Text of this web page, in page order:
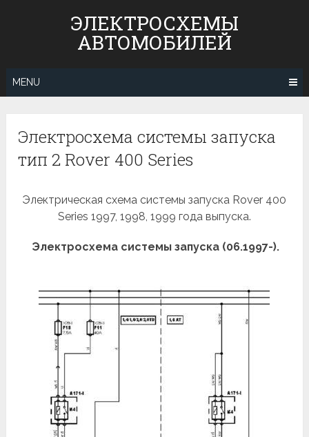
ЭЛЕКТРОСХЕМЫ
АВТОМОБИЛЕЙ
MENU
Электросхема системы запуска
тип 2 Rover 400 Series
Электрическая схема системы запуска Rover 400
Series 1997, 1998, 1999 года выпуска.
Электросхема системы запуска (06.1997-).